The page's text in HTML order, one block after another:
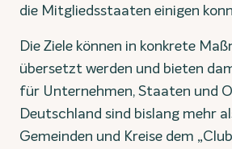
die Mitgliedsstaaten einigen
Die Ziele können in konkrete
übersetzt werden und bieten
für Unternehmen, Staaten und
Deutschland sind bislang mehr
Gemeinden und Kreise dem